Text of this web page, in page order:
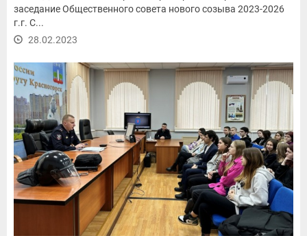
заседание Общественного совета нового созыва 2023-2026
г.г. С...
28.02.2023